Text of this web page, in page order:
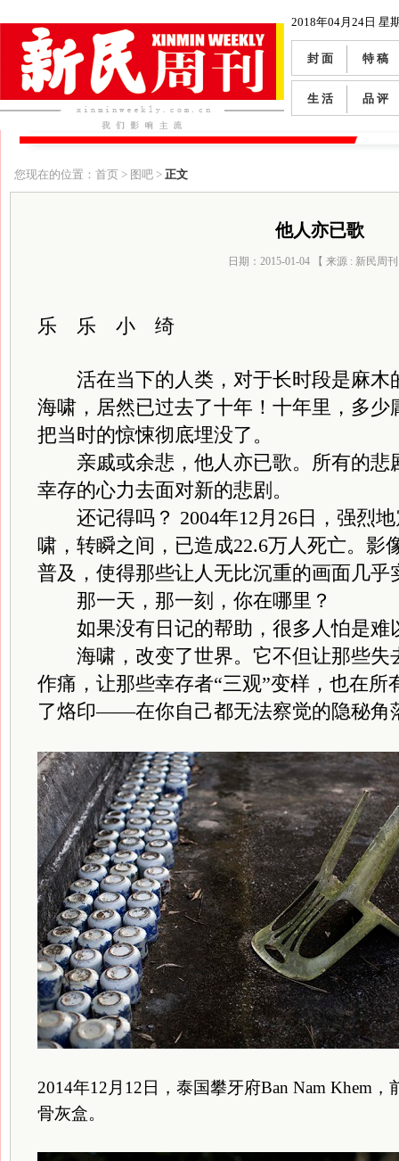
2018年04月24日 星
封 面 特 稿
生 活 品 评
您现在的位置：首页 > 图吧 > 正文
他人亦已歌
日期：2015-01-04 【 来源 : 新民周
乐 乐 小 绮
活在当下的人类，对于长时段是麻木
海啸，居然已过去了十年！十年里，多少
把当时的惊悚彻底埋没了。
亲戚或余悲，他人亦已歌。所有的悲
幸存的心力去面对新的悲剧。
还记得吗？ 2004年12月26日，强烈地
啸，转瞬之间，已造成22.6万人死亡。影
普及，使得那些让人无比沉重的画面几乎
那一天，那一刻，你在哪里？
如果没有日记的帮助，很多人怕是难
海啸，改变了世界。它不但让那些失
作痛，让那些幸存者“三观”变样，也在所
了烙印——在你自己都无法察觉的隐秘角
2014年12月12日，泰国攀牙府Ban Nam Khem
骨灰盒。